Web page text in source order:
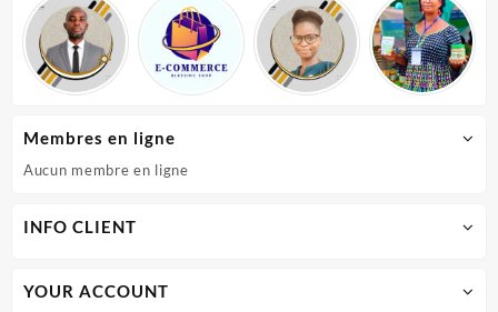
Membres en ligne
Aucun membre en ligne
INFO CLIENT
YOUR ACCOUNT